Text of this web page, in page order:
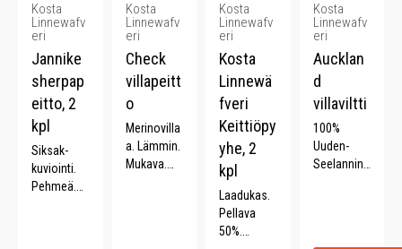
Kosta
Linnewafv
eri
Jannike
sherpap
eitto, 2
kpl
Siksak-
kuviointi.
Pehmeä.
Kosta
Linnewafv
eri
Check
villapeitt
o
Merinovilla
a. Lämmin.
Mukava.
Kosta
Linnewafv
eri
Kosta
Linnewä
fveri
Keittiöpy
yhe, 2
kpl
Laadukas.
Pellava
50%.
Kosta
Linnewafv
eri
Aucklan
d
villaviltti
100%
Uuden-
Seelannin